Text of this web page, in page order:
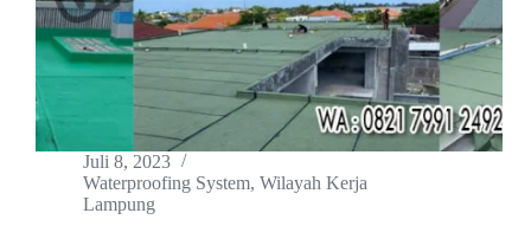
Juli 8, 2023
Waterproofing System, Wilayah Kerja
Lampung